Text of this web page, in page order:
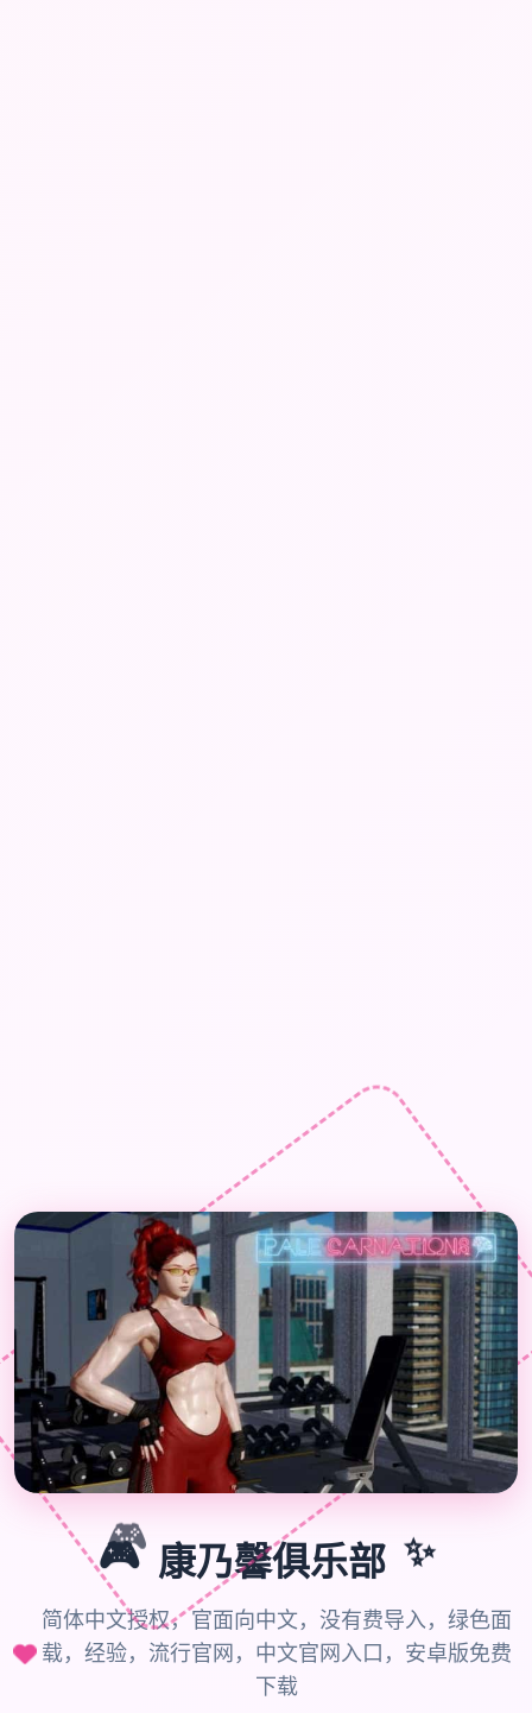
🎮
🎮 康乃馨俱乐部 ✨
简体中文授权，官面向中文，没有费导入，绿色面
载，经验，流行官网，中文官网入口，安卓版免费
下载